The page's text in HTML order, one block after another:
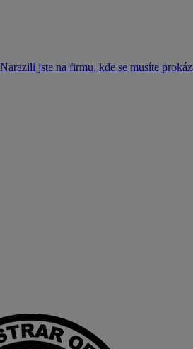
jste na firmu, kde se musíte